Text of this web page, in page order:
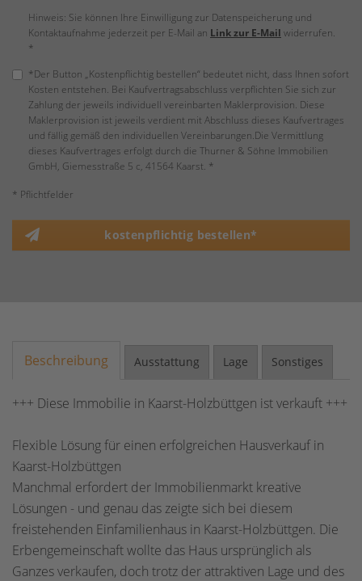
Hinweis: Sie können Ihre Einwilligung zur Datenspeicherung und
Kontaktaufnahme jederzeit per E-Mail an Link zur E-Mail widerrufen.
*
*Der Button „Kostenpflichtig bestellen“ bedeutet nicht, dass Ihnen sofort
Kosten entstehen. Bei Kaufvertragsabschluss verpflichten Sie sich zur
Zahlung der jeweils individuell vereinbarten Maklerprovision. Diese
Maklerprovision ist jeweils verdient mit Abschluss dieses Kaufvertrages
und fällig gemäß den individuellen Vereinbarungen.Die Vermittlung
dieses Kaufvertrages erfolgt durch die Thurner & Söhne Immobilien
GmbH, Giemesstraße 5 c, 41564 Kaarst. *
* Pflichtfelder
kostenpflichtig bestellen*
Beschreibung Ausstattung Lage Sonstiges
+++ Diese Immobilie in Kaarst-Holzbüttgen ist verkauft +++
Flexible Lösung für einen erfolgreichen Hausverkauf in
Kaarst-Holzbüttgen
Manchmal erfordert der Immobilienmarkt kreative
Lösungen - und genau das zeigte sich bei diesem
freistehenden Einfamilienhaus in Kaarst-Holzbüttgen. Die
Erbengemeinschaft wollte das Haus ursprünglich als
Ganzes verkaufen, doch trotz der attraktiven Lage und des